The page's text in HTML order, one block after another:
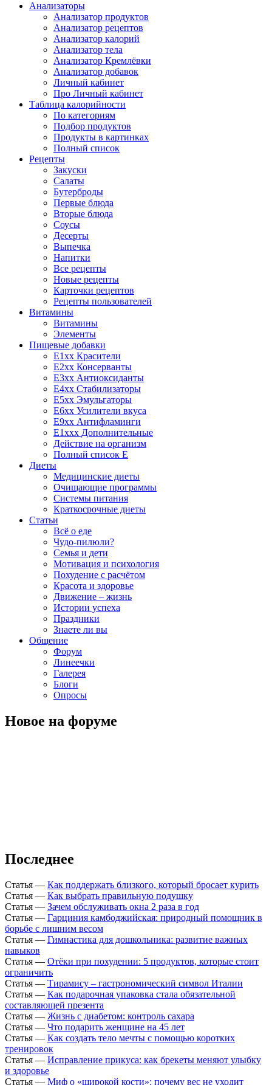
Анализаторы
Анализатор продуктов
Анализатор рецептов
Анализатор калорий
Анализатор тела
Анализатор Кремлёвки
Анализатор добавок
Личный кабинет
Про Личный кабинет
Таблица калорийности
По категориям
Подбор продуктов
Продукты в картинках
Полный список
Рецепты
Закуски
Салаты
Бутерброды
Первые блюда
Вторые блюда
Соусы
Десерты
Выпечка
Напитки
Все рецепты
Новые рецепты
Карточки рецептов
Рецепты пользователей
Витамины
Витамины
Элементы
Пищевые добавки
E1xx Красители
E2xx Консерванты
E3xx Антиоксиданты
E4xx Стабилизаторы
E5xx Эмульгаторы
E6xx Усилители вкуса
E9xx Антифламинги
E1xxx Дополнительные
Действие на организм
Полный список E
Диеты
Медицинские диеты
Очищающие программы
Системы питания
Краткосрочные диеты
Статьи
Всё о еде
Чудо-пилюли?
Семья и дети
Мотивация и психология
Похудение с расчётом
Красота и здоровье
Движение – жизнь
Истории успеха
Праздники
Знаете ли вы
Общение
Форум
Линеечки
Галерея
Блоги
Опросы
Новое на форуме
Последнее
Статья — Как поддержать близкого, который бросает курить
Статья — Как выбрать правильную подушку
Статья — Зачем обслуживать окна 2 раза в год
Статья — Гарциния камбоджийская: природный помощник в
борьбе с лишним весом
Статья — Гимнастика для дошкольника: развитие важных
навыков
Статья — Отёки при похудении: 5 продуктов, которые стоит
ограничить
Статья — Тирамису – гастрономический символ Италии
Статья — Как подарочная упаковка стала обязательной
составляющей презента
Статья — Жизнь с диабетом: контроль сахара
Статья — Что подарить женщине на 45 лет
Статья — Как создать тело мечты с помощью коротких
тренировок
Статья — Исправление прикуса: как брекеты меняют улыбку
и здоровье
Статья — Миф о «широкой кости»: почему вес не уходит